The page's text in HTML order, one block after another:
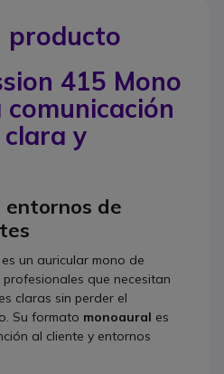
producto
415 Mono
comunicación
y
entornos de
es un auricular mono de
que necesitan
claras sin perder el
Su formato monoaural es
al cliente y entornos